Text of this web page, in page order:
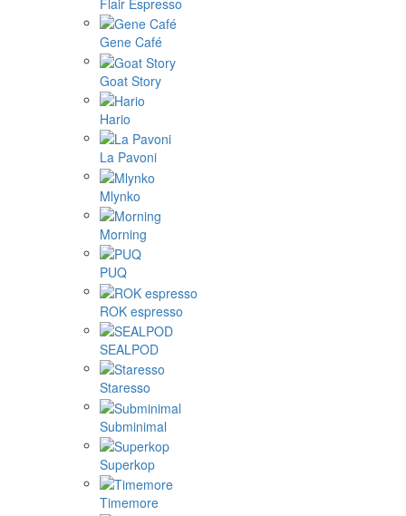
Gene Café
Goat Story
Hario
La Pavoni
Mlynko
Morning
PUQ
ROK espresso
SEALPOD
Staresso
Subminimal
Superkop
Timemore